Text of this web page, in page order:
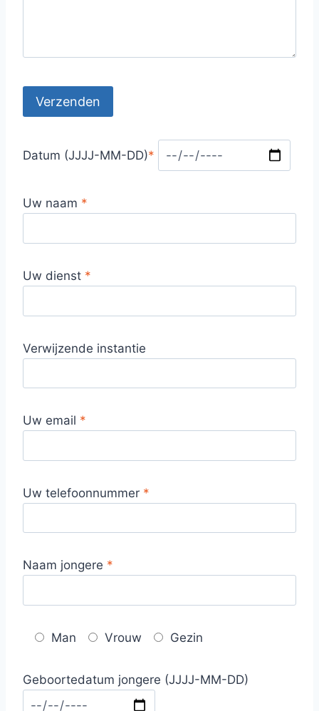
Datum (JJJJ-MM-DD)*
Uw naam *
Uw dienst *
Verwijzende instantie
Uw email *
Uw telefoonnummer *
Naam jongere *
Man Vrouw Gezin
Geboortedatum jongere​ (JJJJ-MM-DD)